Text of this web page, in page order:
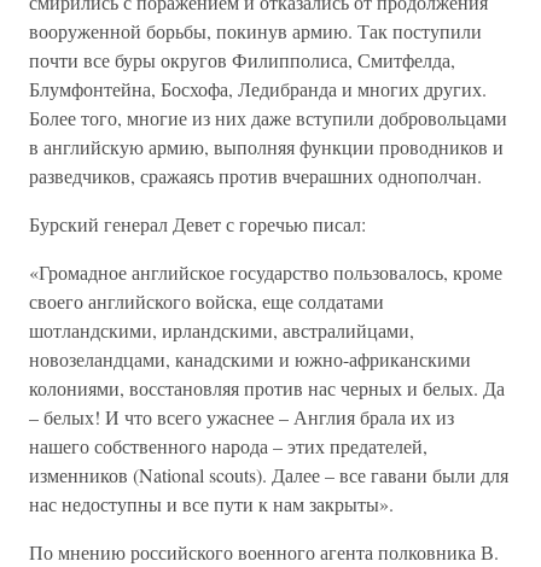
вооруженной борьбы, покинув армию. Так поступили
почти все буры округов Филипполиса, Смитфелда,
Блумфонтейна, Босхофа, Ледибранда и многих других.
Более того, многие из них даже вступили добровольцами
в английскую армию, выполняя функции проводников и
разведчиков, сражаясь против вчерашних однополчан.
Бурский генерал Девет с горечью писал:
«Громадное английское государство пользовалось, кроме
своего английского войска, еще солдатами
шотландскими, ирландскими, австралийцами,
новозеландцами, канадскими и южно-африканскими
колониями, восстановляя против нас черных и белых. Да
– белых! И что всего ужаснее – Англия брала их из
нашего собственного народа – этих предателей,
изменников (National scouts). Далее – все гавани были для
нас недоступны и все пути к нам закрыты».
По мнению российского военного агента полковника В.